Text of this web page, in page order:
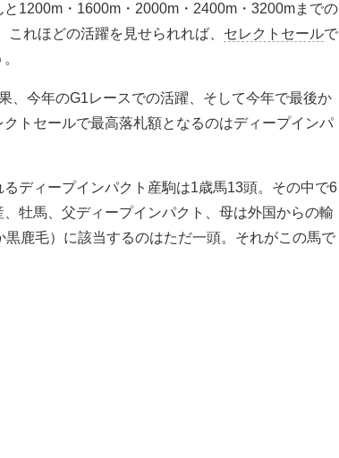
1200m・1600m・2000m・2400m・3200mまでの
れほどの活躍を見せられれば、 セレクトセールで
、今年のG1レースでの活躍、そして今年で最後か
トセールで最高落札額となるのはディープインパ
ディープインパクト産駒は1歳馬13頭。その中で6
牡馬、父ディープインパクト、母は外国からの輸
鹿毛）に該当するのはただ一頭。それがこの馬で